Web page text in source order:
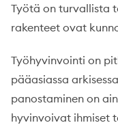
Työtä on turvallista
rakenteet ovat
Työhyvinvointi on
pääasiassa
panostaminen on
hyvinvoivat ihmiset